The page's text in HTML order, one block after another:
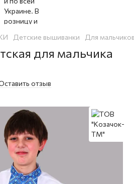
Детские вышиванки Для
для мальчика
отзыв